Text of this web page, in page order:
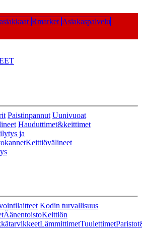
Rmarket Asiakaspalvelu
Paistinpannut Uunivuoat
Hauduttimet&keittimet
ja
Keittiövälineet
Kodin turvallisuus
ÄänentoistoKeittiön
LämmittimetTuulettimet